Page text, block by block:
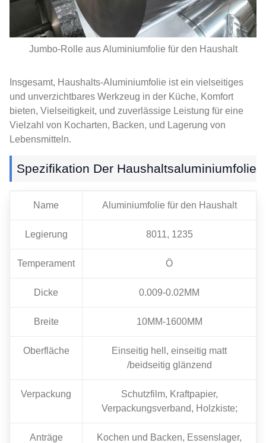
Jumbo-Rolle aus Aluminiumfolie für den Haushalt
Insgesamt, Haushalts-Aluminiumfolie ist ein vielseitiges
und unverzichtbares Werkzeug in der Küche, Komfort
bieten, Vielseitigkeit, und zuverlässige Leistung für eine
Vielzahl von Kocharten, Backen, und Lagerung von
Lebensmitteln.
Spezifikation Der Haushaltsaluminiumfolie
Name Aluminiumfolie für den Haushalt
Legierung 8011, 1235
Temperament Ö
Dicke 0.009-0.02MM
Breite 10MM-1600MM
Oberfläche
Einseitig hell, einseitig matt
/beidseitig glänzend
Verpackung
Schutzfilm, Kraftpapier,
Verpackungsverband, Holzkiste;
Anträge
Kochen und Backen, Essenslager,